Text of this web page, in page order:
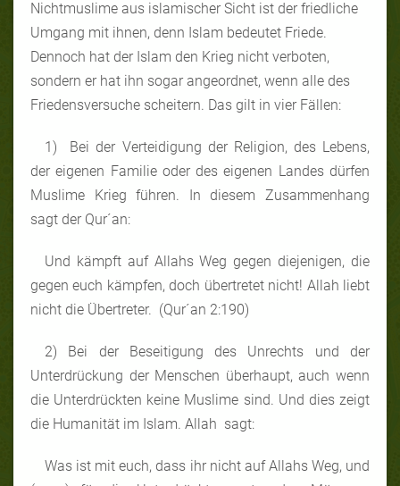
Nichtmuslime aus islamischer Sicht ist der friedliche
Umgang mit ihnen, denn Islam bedeutet Friede.
Dennoch hat der Islam den Krieg nicht verboten,
sondern er hat ihn sogar angeordnet, wenn alle des
Friedensversuche scheitern. Das gilt in vier Fällen:
1) Bei der Verteidigung der Religion, des Lebens,
der eigenen Familie oder des eigenen Landes dürfen
Muslime Krieg führen. In diesem Zusammenhang
sagt der Qur´an:
Und kämpft auf Allahs Weg gegen diejenigen, die
gegen euch kämpfen, doch übertretet nicht! Allah liebt
nicht die Übertreter. (Qur´an 2:190)
2) Bei der Beseitigung des Unrechts und der
Unterdrückung der Menschen überhaupt, auch wenn
die Unterdrückten keine Muslime sind. Und dies zeigt
die Humanität im Islam. Allah sagt:
Was ist mit euch, dass ihr nicht auf Allahs Weg, und